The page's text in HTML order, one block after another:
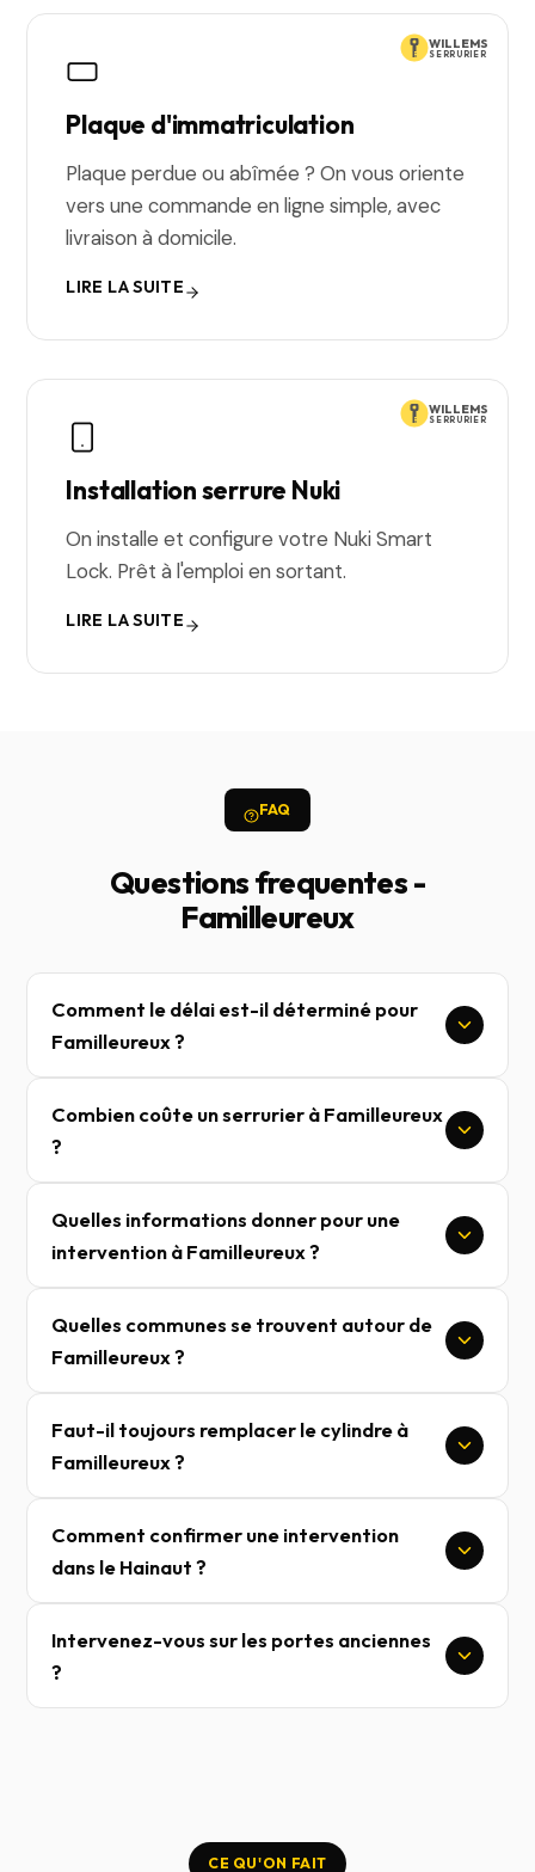
WILLEMS
SERRURIER
Plaque d'immatriculation
Plaque perdue ou abîmée ? On vous oriente
vers une commande en ligne simple, avec
livraison à domicile.
LIRE LA SUITE
WILLEMS
SERRURIER
Installation serrure Nuki
On installe et configure votre Nuki Smart
Lock. Prêt à l'emploi en sortant.
LIRE LA SUITE
FAQ
Questions frequentes -
Familleureux
Comment le délai est-il déterminé pour
Familleureux ?
Combien coûte un serrurier à Familleureux
?
Quelles informations donner pour une
intervention à Familleureux ?
Quelles communes se trouvent autour de
Familleureux ?
Faut-il toujours remplacer le cylindre à
Familleureux ?
Comment confirmer une intervention
dans le Hainaut ?
Intervenez-vous sur les portes anciennes
?
CE QU'ON FAIT